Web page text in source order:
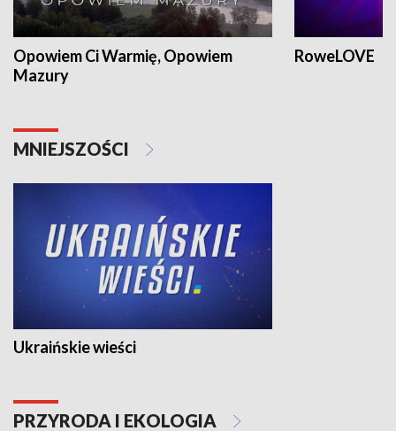
Opowiem Ci Warmię, Opowiem
Mazury
RoweLOVE
MNIEJSZOŚCI
Ukraińskie wieści
PRZYRODA I EKOLOGIA